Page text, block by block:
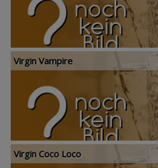
Virgin Vampire
Virgin Coco Loco